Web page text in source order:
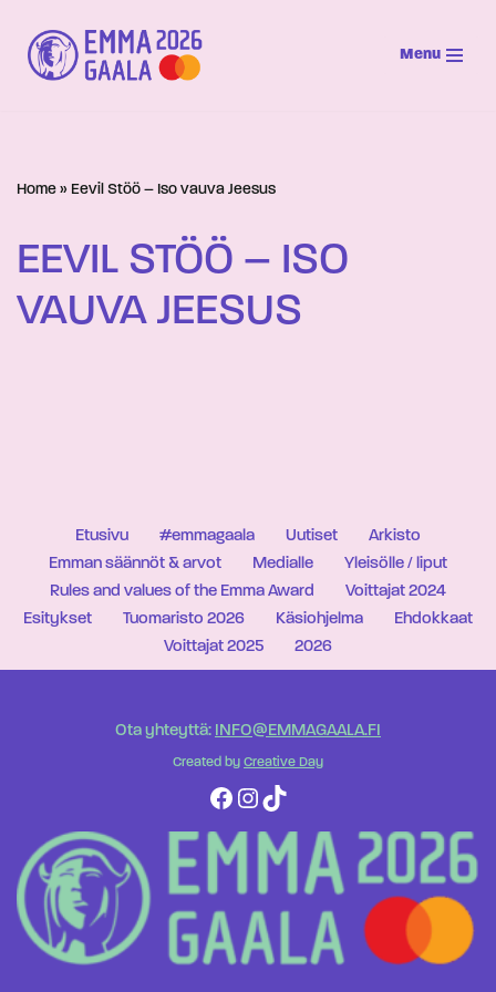
Siirry
suoraan
Menu
Home » Eevil Stöö – Iso vauva Jeesus
EEVIL STÖÖ – ISO
VAUVA JEESUS
Etusivu #emmagaala Uutiset
Arkisto
Emman säännöt & arvot
Medialle
Yleisölle / liput
Rules and values of the Emma Award
Voittajat 2024
Esitykset
Tuomaristo 2026 Käsiohjelma
Ehdokkaat
Voittajat 2025
2026
Ota yhteyttä: INFO@EMMAGAALA.FI
Created by Creative Day